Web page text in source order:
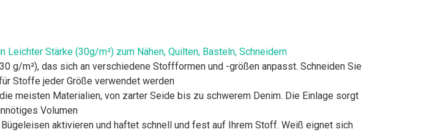
Stärke (30g/m²) zum Nähen, Quilten, Basteln, Schneidern
g/m²), das sich an verschiedene Stoffformen und -größen anpasst. Schneiden Sie
Stoffe jeder Größe verwendet werden
meisten Materialien, von zarter Seide bis zu schwerem Denim. Die Einlage sorgt
Volumen
aktivieren und haftet schnell und fest auf Ihrem Stoff. Weiß eignet sich